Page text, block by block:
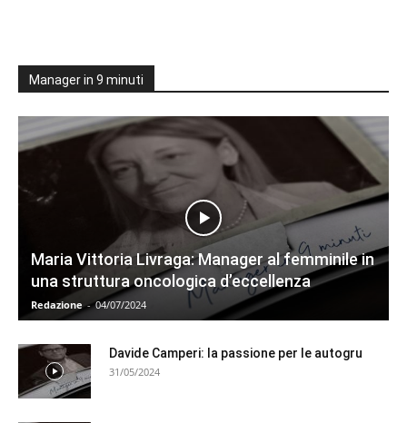
Manager in 9 minuti
Maria Vittoria Livraga: Manager al femminile in
una struttura oncologica d’eccellenza
Redazione - 04/07/2024
Davide Camperi: la passione per le autogru
31/05/2024